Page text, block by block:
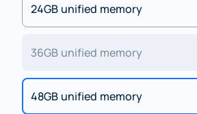
24GB unified memory
36GB unified memory
48GB unified memory